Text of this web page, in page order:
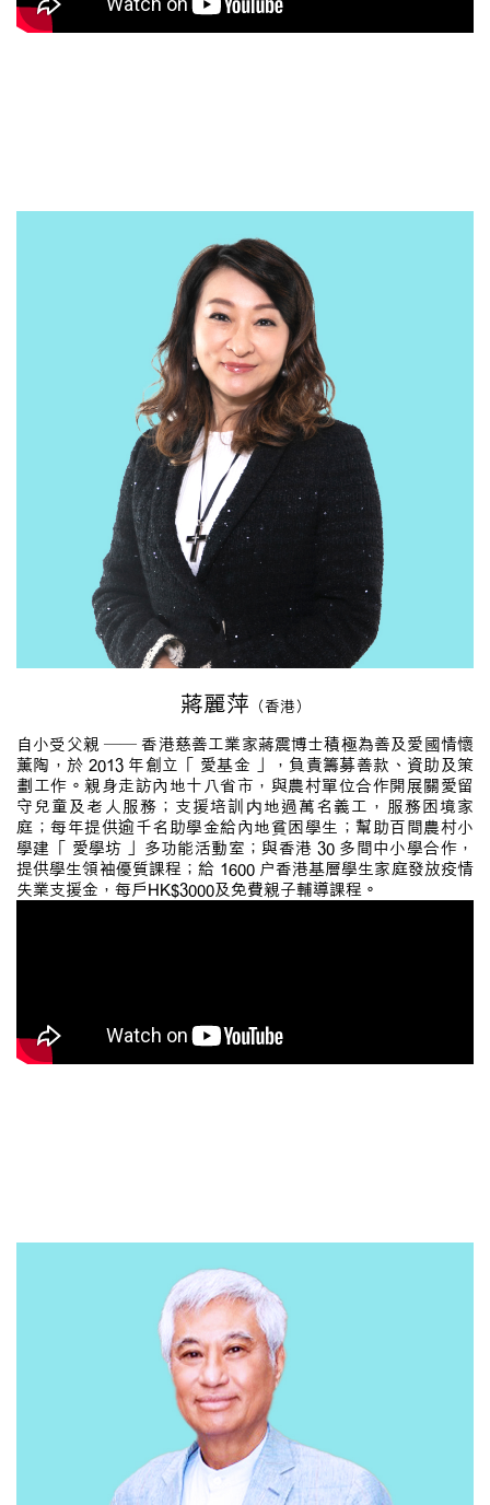
蔣麗萍 （香港）
自小受父親 —— 香港慈善工業家蔣震博士積極為善及愛國情懷
薰陶，於 2013 年創立「 愛基金 」，負責籌募善款、資助及策
劃工作。親身走訪內地十八省市，與農村單位合作開展關愛留
守兒童及老人服務；支援培訓内地過萬名義工，服務困境家
庭；每年提供逾千名助學金給內地貧困學生；幫助百間農村小
學建「 愛學坊 」多功能活動室；與香港 30 多間中小學合作，
提供學生領袖優質課程；給 1600 户香港基層學生家庭發放疫情
失業支援金，每戶HK$3000及免費親子輔導課程。